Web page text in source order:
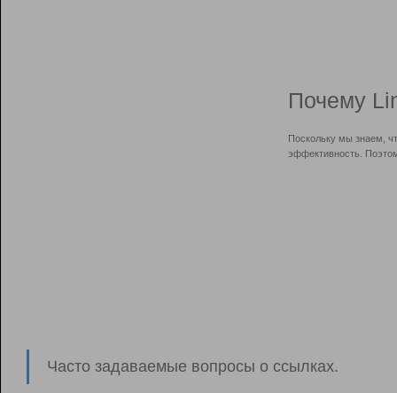
Почему
Поскольку мы знаем,
эффективность.
Часто задаваемые вопросы о ссылках.